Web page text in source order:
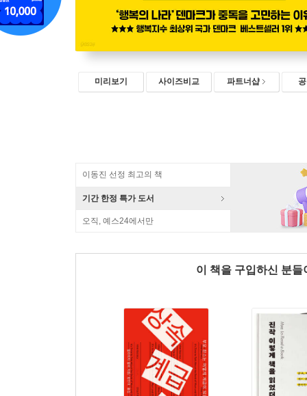
미리보기 사이즈비교 파트너샵
이동진 선정 최고의 책
기간 한정 특가 도서
오직, 예스24에서만
이 책을 구입하신 분